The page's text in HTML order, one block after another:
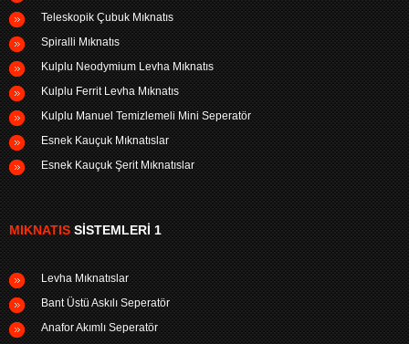
Teleskopik Çubuk Mıknatıs
Spiralli Mıknatıs
Kulplu Neodymium Levha Mıknatıs
Kulplu Ferrit Levha Mıknatıs
Kulplu Manuel Temizlemeli Mini Seperatör
Esnek Kauçuk Mıknatıslar
Esnek Kauçuk Şerit Mıknatıslar
MIKNATISSISTEMLERI 1
Levha Mıknatıslar
Bant Üstü Askılı Seperatör
Anafor Akımlı Seperatör